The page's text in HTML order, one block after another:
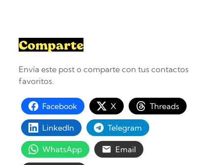
Comparte
Envía este post o comparte con tus contactos
favoritos.
Facebook X Threads
LinkedIn Telegram
WhatsApp Email